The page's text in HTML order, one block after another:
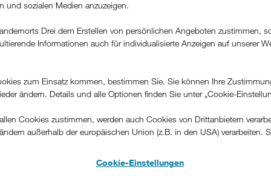
im B2C und B2B
Infotainment & Service
und sozialen Medien anzuzeigen.
Drei dem Erstellen von persönlichen Angeboten zustimmen,
Informationen auch für individualisierte Anzeigen auf unserer
zum Einsatz kommen, bestimmen Sie. Sie können Ihre
ändern. Details und alle Optionen finden Sie unter „Cookie-
Cookies zustimmen, werden auch Cookies von Drittanbietern
außerhalb der europäischen Union (z.B. in den USA) verarbeiten.
Cookie-Einstellungen